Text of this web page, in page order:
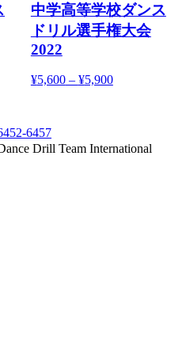
中学高等学校ダンス
ドリル選手権大会
2022
¥5,600– ¥5,900
6457
Drill Team International